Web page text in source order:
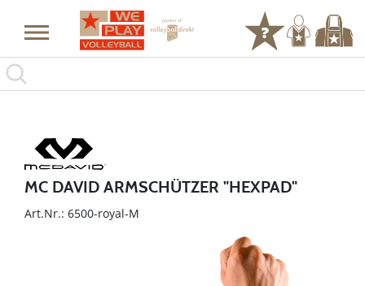
MC DAVID ARMSCHÜTZER "HEXPAD"
Art.Nr.: 6500-royal-M